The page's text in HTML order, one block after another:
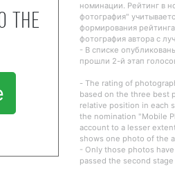
the
номинации. Рейтинг в
фотография"
формирования
фотография автора с
- В списке
прошли 2-й этап
- The rating of
based on the three best
relative position in each
the nomination "Mobile
account to a lesser
shows one photo of the
- Only those photos
passed the second